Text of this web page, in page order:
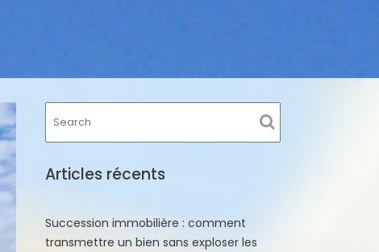
Articles récents
Succession immobilière : comment
transmettre un bien sans exploser les